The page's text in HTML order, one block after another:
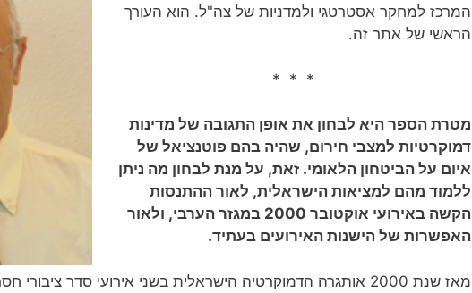
המרכז למחקר אסטרטגי ולמדניות של צה"ל. הוא העורך
הראשי של אתר זה.
* * *
מטרת הספר היא לבחון את אופן התגובה של מדינות
דמוקרטיות למצבי חירום, שהיה בהם פוטנציאל של
איום על הביטחון הלאומי. זאת, על מנת לבחון מה ניתן
ללמוד מהם למציאות הישראלית, לאור ההתנסות
הקשה באירועי אוקטובר 2000 במגזר הערבי, ולאור
האפשרות של הישנות האירועים בעתיד.
מאז שנת 2000 אותגרה הדמוקרטיה הישראלית בשני אירועי סדר